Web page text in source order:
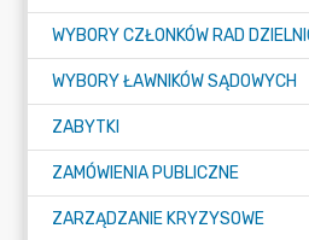
WYBORY CZŁONKÓW RAD
WYBORY ŁAWNIKÓW SĄDOWYCH
ZABYTKI
ZAMÓWIENIA PUBLICZNE
ZARZĄDZANIE KRYZYSOWE